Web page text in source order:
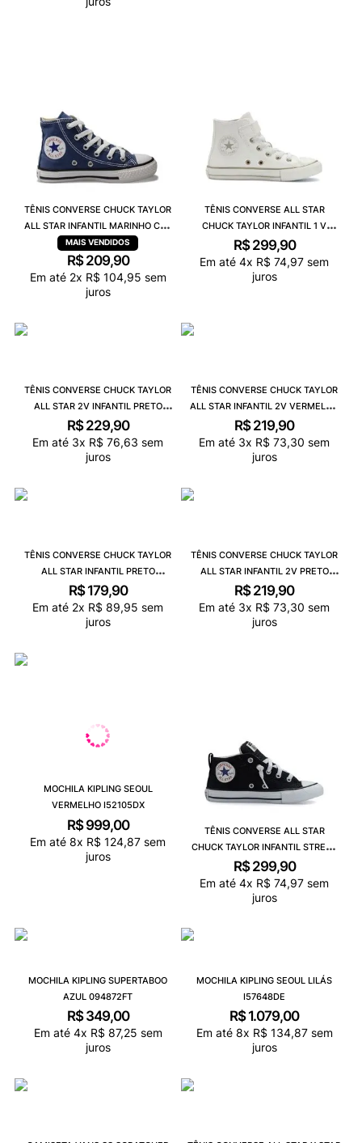
TÊNIS CONVERSE CHUCK TAYLOR
ALL STAR INFANTIL MARINHO CRU
PRETO CK00040003
R$ 209,90
Em até 2x R$ 104,95 sem
juros
TÊNIS CONVERSE ALL STAR
CHUCK TAYLOR INFANTIL 1 V
AMÊNDOA CK12940001
R$ 299,90
Em até 4x R$ 74,97 sem
juros
TÊNIS CONVERSE CHUCK TAYLOR
ALL STAR 2V INFANTIL PRETO
VERMELHO CK04180003
R$ 229,90
Em até 3x R$ 76,63 sem
juros
TÊNIS CONVERSE CHUCK TAYLOR
ALL STAR INFANTIL 2V VERMELHO
CRU PRETO CK10410004
R$ 219,90
Em até 3x R$ 73,30 sem
juros
TÊNIS CONVERSE CHUCK TAYLOR
ALL STAR INFANTIL PRETO
CK00010007
R$ 179,90
Em até 2x R$ 89,95 sem
juros
TÊNIS CONVERSE CHUCK TAYLOR
ALL STAR INFANTIL 2V PRETO
VERMELHO CK10410007
R$ 219,90
Em até 3x R$ 73,30 sem
juros
MOCHILA KIPLING SEOUL
VERMELHO I52105DX
R$ 999,00
Em até 8x R$ 124,87 sem
juros
TÊNIS CONVERSE ALL STAR
CHUCK TAYLOR INFANTIL STREET
PRETO CK12340001
R$ 299,90
Em até 4x R$ 74,97 sem
juros
MOCHILA KIPLING SUPERTABOO
AZUL 094872FT
R$ 349,00
Em até 4x R$ 87,25 sem
juros
MOCHILA KIPLING SEOUL LILÁS
I57648DE
R$ 1.079,00
Em até 8x R$ 134,87sem
juros